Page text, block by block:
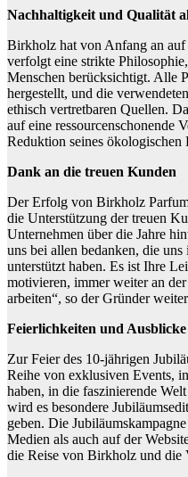
Nachhaltigkeit und Qualität
Birkholz hat von Anfang an auf
verfolgt eine strikte
Menschen berücksichtigt. Alle
hergestellt, und die
ethisch vertretbaren Quellen.
auf eine ressourcenschonende
Reduktion seines ökologischen
Dank an die treuen Kunden
Der Erfolg von Birkholz
die Unterstützung der treuen
Unternehmen über die Jahre
uns bei allen bedanken, die uns
unterstützt haben. Es ist Ihre
motivieren, immer weiter an
arbeiten“, so der Gründer
Feierlichkeiten und Ausblicke
Zur Feier des 10-jährigen
Reihe von exklusiven Events,
haben, in die faszinierende
wird es besondere
geben. Die
Medien als auch auf der
die Reise von Birkholz und